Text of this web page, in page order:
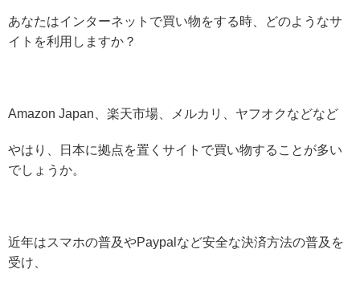
あなたはインターネットで買い物をする時、どのようなサ
イトを利用しますか？
Amazon Japan、楽天市場、メルカリ、ヤフオクなどなど
やはり、日本に拠点を置くサイトで買い物することが多い
でしょうか。
近年はスマホの普及やPaypalなど安全な決済方法の普及を
受け、